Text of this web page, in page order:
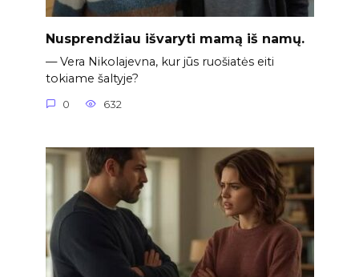
Nusprendžiau išvaryti mamą iš namų.
— Vera Nikolajevna, kur jūs ruošiatės eiti
tokiame šaltyje?
0 632